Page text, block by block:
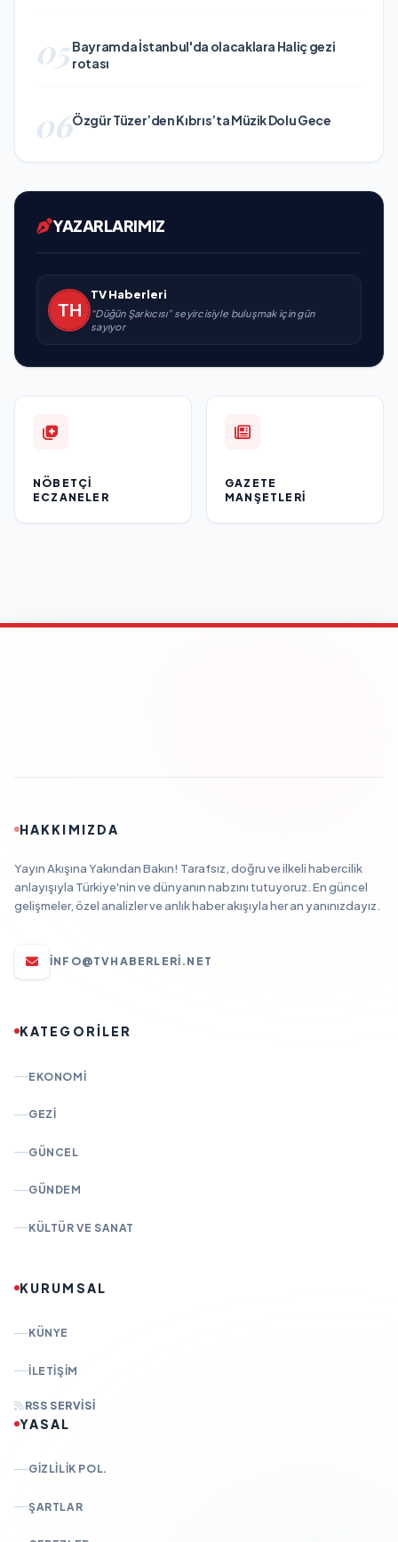
05Bayramda İstanbul'da olacaklara Haliç gezi
rotası
06Özgür Tüzer’den Kıbrıs’ta Müzik Dolu Gece
YAZARLARIMIZ
TV Haberleri
“Düğün Şarkıcısı” seyircisiyle buluşmak için gün
sayıyor
NÖBETÇI
ECZANELER
GAZETE
MANŞETLERI
HAKKIMIZDA
Yayın Akışına Yakından Bakın! Tarafsız, doğru ve ilkeli habercilik
anlayışıyla Türkiye'nin ve dünyanın nabzını tutuyoruz. En güncel
gelişmeler, özel analizler ve anlık haber akışıyla her an yanınızdayız.
INFO@TVHABERLERI.NET
KATEGORİLER
EKONOMI
GEZI
GÜNCEL
GÜNDEM
KÜLTÜR VE SANAT
KURUMSAL
KÜNYE
İLETIŞIM
RSS SERVISI
YASAL
GIZLILIK POL.
ŞARTLAR